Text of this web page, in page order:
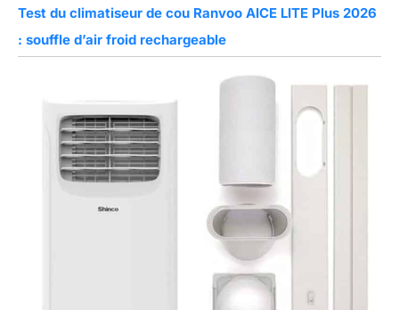
Test du climatiseur de cou Ranvoo AICE LITE Plus 2026
: souffle d’air froid rechargeable